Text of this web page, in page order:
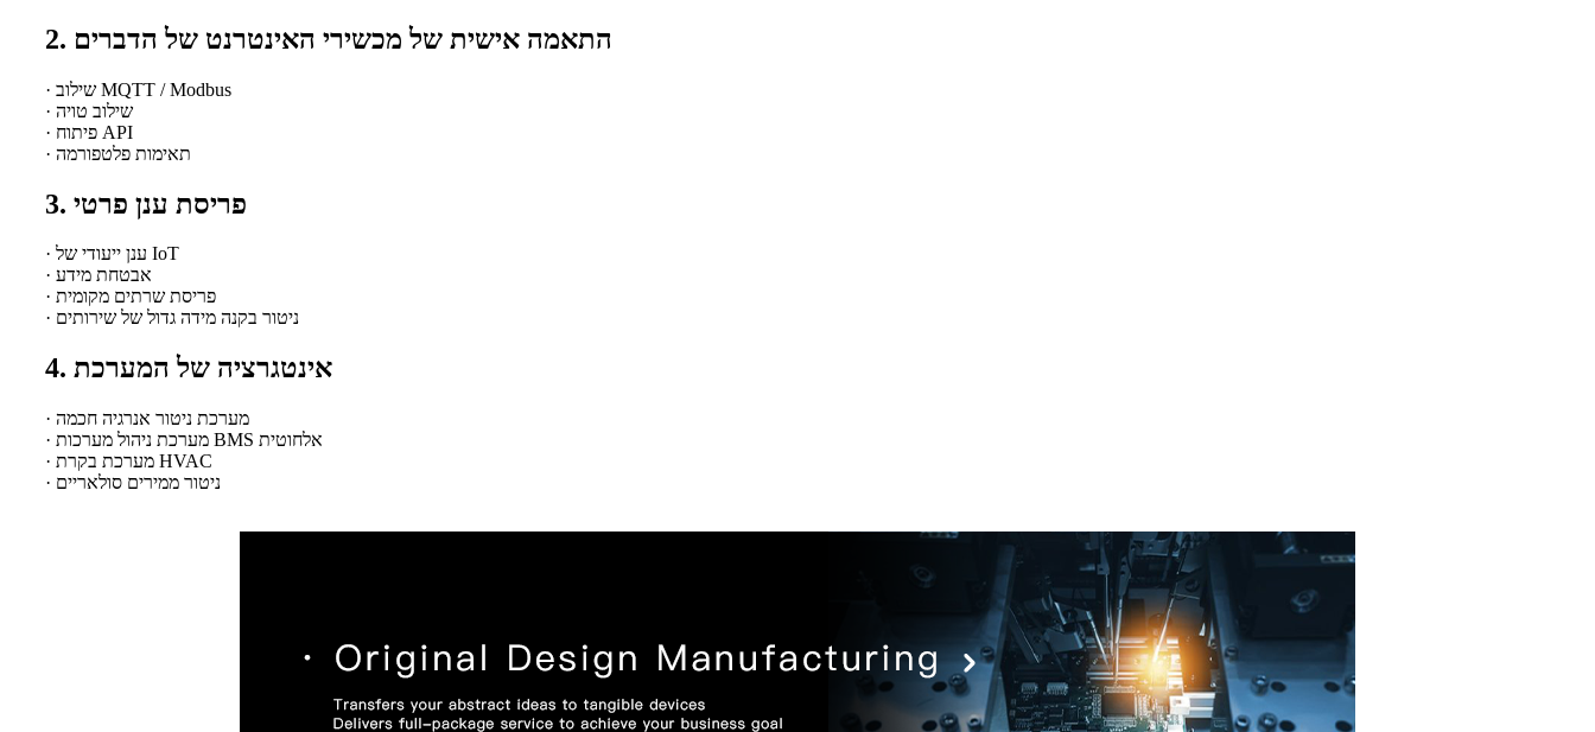
2. התאמה אישית של מכשירי האינטרנט של הדברים
· שילוב MQTT / Modbus
· שילוב טויה
· פיתוח API
· תאימות פלטפורמה
3. פריסת ענן פרטי
· ענן ייעודי של IoT
· אבטחת מידע
· פריסת שרתים מקומית
· ניטור בקנה מידה גדול של שירותים
4. אינטגרציה של המערכת
· מערכת ניטור אנרגיה חכמה
· מערכת ניהול מערכות BMS אלחוטית
· מערכת בקרת HVAC
· ניטור ממירים סולאריים